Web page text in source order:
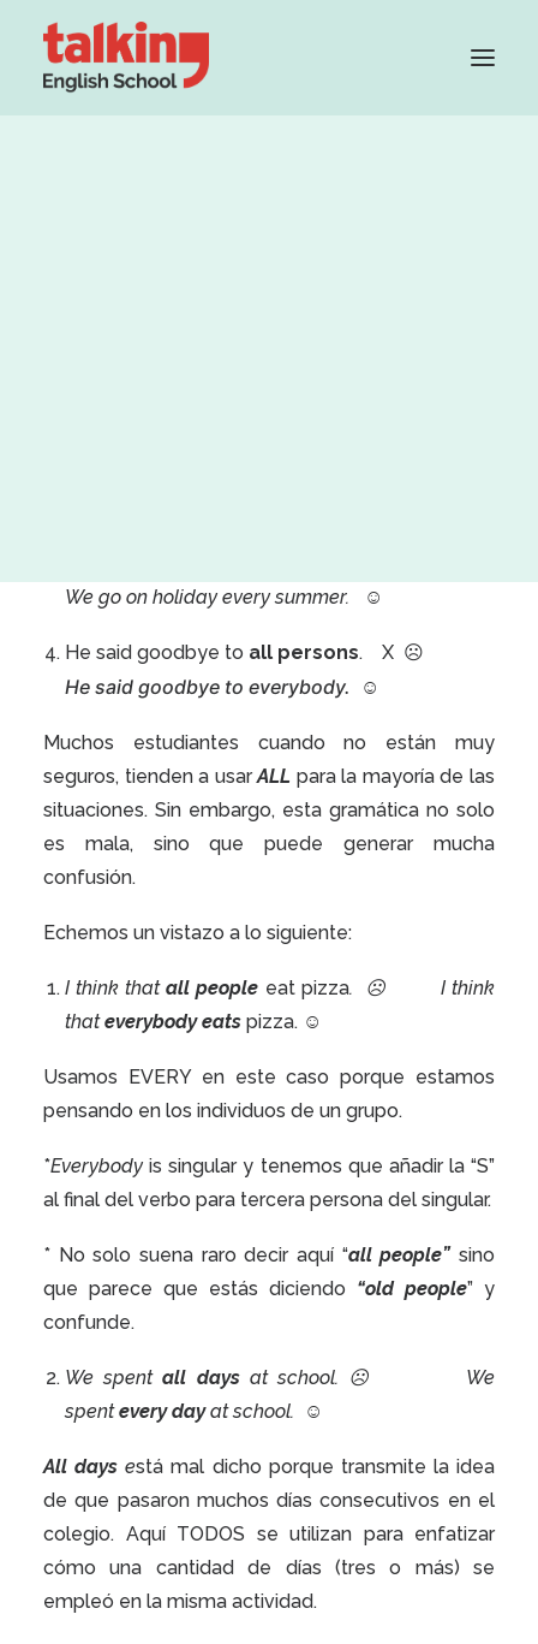
All day / Every day / Each
We go on holiday every summer. ☺
He said goodbye to all persons. X ☹
He said goodbye to everybody. ☺
Muchos estudiantes cuando no están muy
seguros, tienden a usarALL para la mayoría de las
situaciones. Sin embargo, esta gramática no solo
es mala, sino que puede generar mucha
confusión.
Echemos un vistazo a lo siguiente:
I think thatall people eat pizza. ☹ I think
thateverybody eats pizza. ☺
Usamos EVERY en este caso porque estamos
pensando en los individuos de un grupo.
*Everybody is singular y tenemos que añadir la “S”
al final del verbo para tercera persona del singular.
* No solo suena raro decir aquí “all people”sino
que parece que estás diciendo “old people” y
confunde.
We spentall daysat school. ☹ We
spentevery dayat school. ☺
All daysestá mal dicho porque transmite la idea
de que pasaron muchos días consecutivos en el
colegio. Aquí TODOS se utilizan para enfatizar
cómo una cantidad de días (tres o más) se
empleó en la misma actividad.